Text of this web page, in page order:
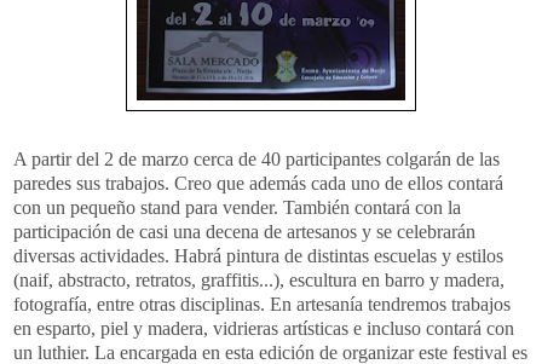
A partir del 2 de marzo cerca de 40 participantes colgarán de las
paredes sus trabajos. Creo que además cada uno de ellos contará
con un pequeño stand para vender. También contará con la
participación de casi una decena de artesanos y se celebrarán
diversas actividades. Habrá pintura de distintas escuelas y estilos
(naif, abstracto, retratos, graffitis...), escultura en barro y madera,
fotografía, entre otras disciplinas. En artesanía tendremos trabajos
en esparto, piel y madera, vidrieras artísticas e incluso contará con
un luthier. La encargada en esta edición de organizar este festival es